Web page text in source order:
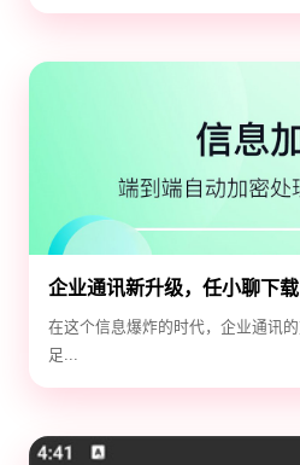
企业通讯新升级，任小聊下
效！
在这个信息爆炸的时代，企业通讯
足...